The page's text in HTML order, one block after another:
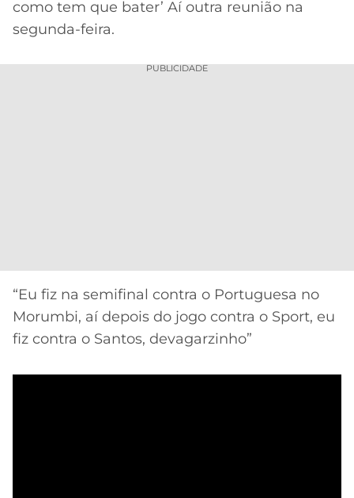
como tem que bater’ Aí outra reunião na
segunda-feira.
PUBLICIDADE
“Eu fiz na semifinal contra o Portuguesa no
Morumbi, aí depois do jogo contra o Sport, eu
fiz contra o Santos, devagarzinho”